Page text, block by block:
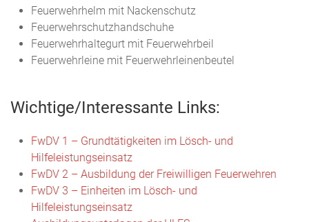
Feuerwehrhelm mit Nackenschutz
Feuerwehrschutzhandschuhe
Feuerwehrhaltegurt mit Feuerwehrbeil
Feuerwehrleine mit Feuerwehrleinenbeutel
Wichtige/Interessante Links:
FwDV 1 – Grundtätigkeiten im Lösch- und
Hilfeleistungseinsatz
FwDV 2 – Ausbildung der Freiwilligen Feuerwehren
FwDV 3 – Einheiten im Lösch- und
Hilfeleistungseinsatz